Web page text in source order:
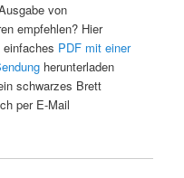
von
empfehlen? Hier
PDF mit einer
herunterladen
schwarzes Brett
per E-Mail